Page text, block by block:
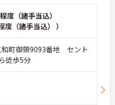
度（諸手当込）
度（諸手当込） ）
和町御領9093番地 セント
徒歩5分